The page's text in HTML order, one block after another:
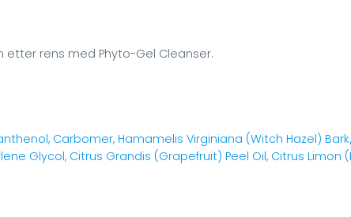
etter rens med Phyto-Gel Cleanser.
Carbomer, Hamamelis Virginiana (Witch Hazel)
Glycol, Citrus Grandis (Grapefruit) Peel Oil, Citrus Limon